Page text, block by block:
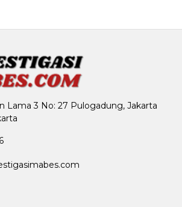
Lama 3 No: 27 Pulogadung, Jakarta